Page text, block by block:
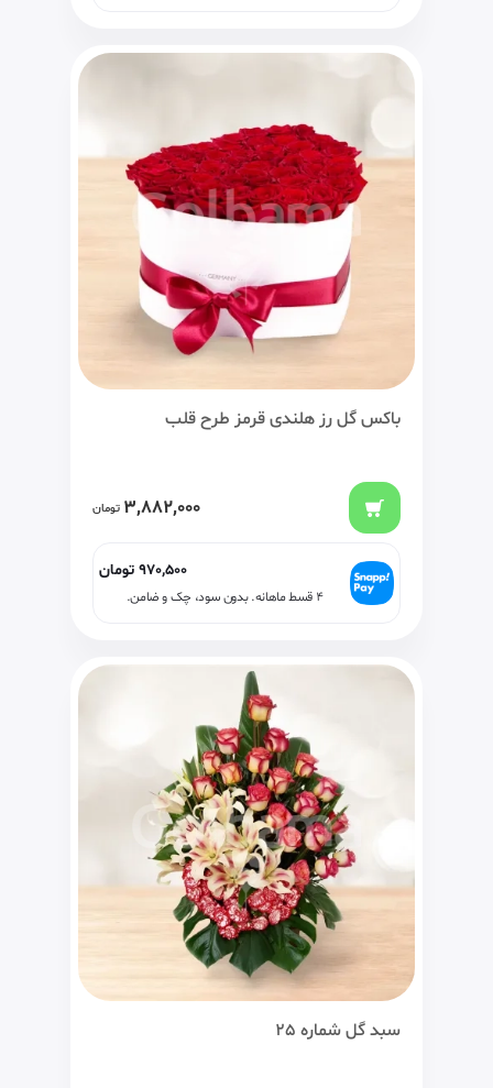
باکس گل رز هلندی قرمز طرح قلب
3,882,000 تومان
970,500 تومان
۴ قسط ماهانه. بدون سود، چک و ضامن.
سبد گل شماره 25